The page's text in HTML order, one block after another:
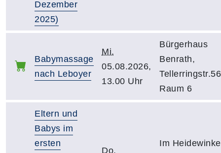
Dezember
2025)
Babymassage
nach Leboyer
Mi.
05.08.2026,
13.00 Uhr
Bürgerhaus
Benrath,
Raum 6
Eltern und
Babys im
ersten
Do.
Im